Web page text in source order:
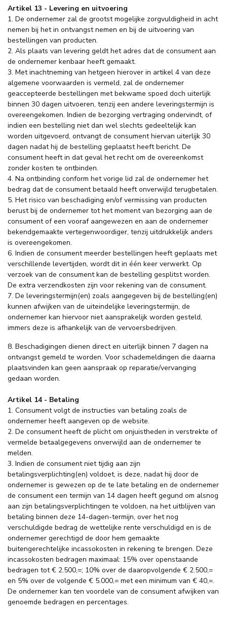
Artikel 13 - Levering en uitvoering
1. De ondernemer zal de grootst mogelijke zorgvuldigheid in acht
nemen bij het in ontvangst nemen en bij de uitvoering van
bestellingen van producten.
2. Als plaats van levering geldt het adres dat de consument aan
de ondernemer kenbaar heeft gemaakt.
3. Met inachtneming van hetgeen hierover in artikel 4 van deze
algemene voorwaarden is vermeld, zal de ondernemer
geaccepteerde bestellingen met bekwame spoed doch uiterlijk
binnen 30 dagen uitvoeren, tenzij een andere leveringstermijn is
overeengekomen. Indien de bezorging vertraging ondervindt, of
indien een bestelling niet dan wel slechts gedeeltelijk kan
worden uitgevoerd, ontvangt de consument hiervan uiterlijk 30
dagen nadat hij de bestelling geplaatst heeft bericht. De
consument heeft in dat geval het recht om de overeenkomst
zonder kosten te ontbinden.
4. Na ontbinding conform het vorige lid zal de ondernemer het
bedrag dat de consument betaald heeft onverwijld terugbetalen.
5. Het risico van beschadiging en/of vermissing van producten
berust bij de ondernemer tot het moment van bezorging aan de
consument of een vooraf aangewezen en aan de ondernemer
bekendgemaakte vertegenwoordiger, tenzij uitdrukkelijk anders
is overeengekomen.
6. Indien de consument meerder bestellingen heeft geplaats met
verschillende levertijden, wordt dit in één keer verwerkt. Op
verzoek van de consument kan de bestelling gesplitst worden.
De extra verzendkosten zijn voor rekening van de consument.
7. De leveringstermijn(en) zoals aangegeven bij de bestelling(en)
kunnen afwijken van de uiteindelijke leveringstermijn, de
ondernemer kan hiervoor niet aansprakelijk worden gesteld,
immers deze is afhankelijk van de vervoersbedrijven.
8. Beschadigingen dienen direct en uiterlijk binnen 7 dagen na
ontvangst gemeld te worden. Voor schademeldingen die daarna
plaatsvinden kan geen aanspraak op reparatie/vervanging
gedaan worden.
Artikel 14 - Betaling
1. Consument volgt de instructies van betaling zoals de
ondernemer heeft aangeven op de website.
2. De consument heeft de plicht om onjuistheden in verstrekte of
vermelde betaalgegevens onverwijld aan de ondernemer te
melden.
3. Indien de consument niet tijdig aan zijn
betalingsverplichting(en) voldoet, is deze, nadat hij door de
ondernemer is gewezen op de te late betaling en de ondernemer
de consument een termijn van 14 dagen heeft gegund om alsnog
aan zijn betalingsverplichtingen te voldoen, na het uitblijven van
betaling binnen deze 14-dagen-termijn, over het nog
verschuldigde bedrag de wettelijke rente verschuldigd en is de
ondernemer gerechtigd de door hem gemaakte
buitengerechtelijke incassokosten in rekening te brengen. Deze
incassokosten bedragen maximaal: 15% over openstaande
bedragen tot € 2.500,=; 10% over de daaropvolgende € 2.500,=
en 5% over de volgende € 5.000,= met een minimum van € 40,=.
De ondernemer kan ten voordele van de consument afwijken van
genoemde bedragen en percentages.